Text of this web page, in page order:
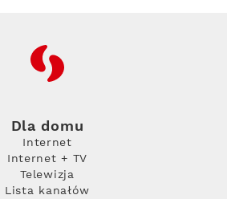
RFC
Dla domu
Internet
Internet + TV
Telewizja
Lista kanałów